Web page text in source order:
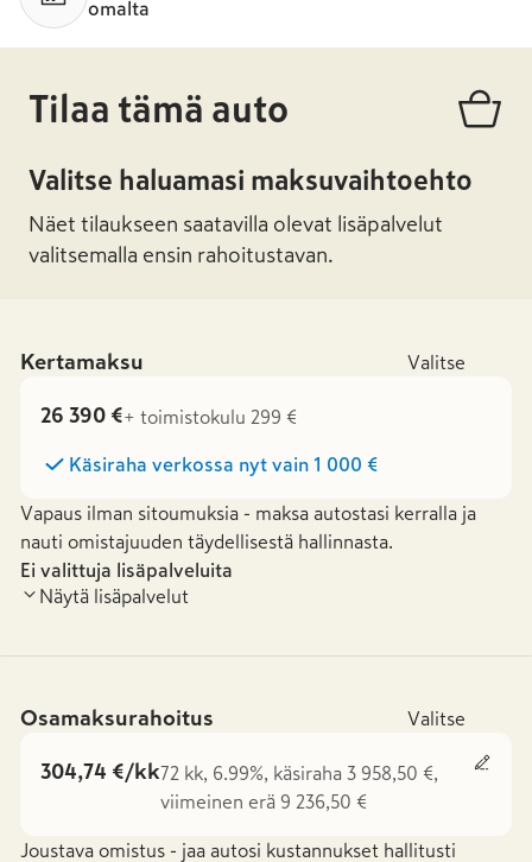
omalta
Tilaa tämä auto
Valitse haluamasi maksuvaihtoehto
Näet tilaukseen saatavilla olevat lisäpalvelut
valitsemalla ensin rahoitustavan.
Kertamaksu Valitse
26 390 €+ toimistokulu 299 €
Käsiraha verkossa nyt vain 1 000 €
Vapaus ilman sitoumuksia - maksa autostasi kerralla ja
nauti omistajuuden täydellisestä hallinnasta.
Ei valittuja lisäpalveluita
Näytä lisäpalvelut
Osamaksurahoitus Valitse
304,74 €/kk72 kk, 6.99%, käsiraha 3 958,50 €,
viimeinen erä 9 236,50 €
Joustava omistus - jaa autosi kustannukset hallitusti